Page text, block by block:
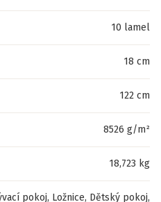
10 lamel
18 cm
122 cm
8526 g/m²
18,723 kg
pokoj, Ložnice, Dětský pokoj,